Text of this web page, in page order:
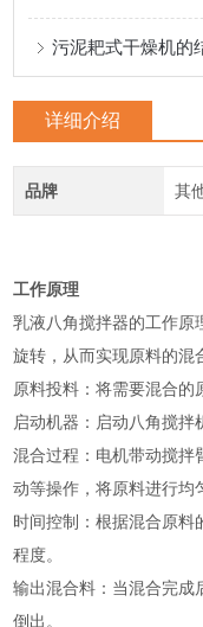
污泥耙式干燥机的
详细介绍
品牌 其
工作原理
乳液八角搅拌器的工作原
旋转，从而实现原料的混
原料投料‌：将需要混合的
启动机器‌：启动八角搅拌
混合过程‌：电机带动搅拌
动等操作，将原料进行均
时间控制‌：根据混合原料
程度。
输出混合料‌：当混合完成
倒出‌。